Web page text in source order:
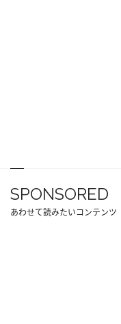
SPONSORED
あわせて読みたいコンテンツ